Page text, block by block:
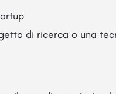
di ricerca o una